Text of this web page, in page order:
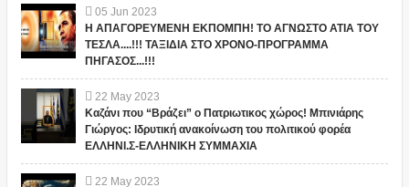
05 Jun 2023
Η ΑΠΑΓΟΡΕΥΜΕΝΗ ΕΚΠΟΜΠΗ! ΤΟ ΑΓΝΩΣΤΟ ΑΤΙΑ ΤΟΥ
ΤΕΣΛΑ....!!! ΤΑΞΙΔΙΑ ΣΤΟ ΧΡΟΝΟ-ΠΡΟΓΡΑΜΜΑ
ΠΗΓΑΣΟΣ...!!!
22 May 2023
Καζάνι που “Βράζει” ο Πατριωτικος χώρος! Μπινιάρης
Γιώργος: Ιδρυτική ανακοίνωση του πολιτικού φορέα
ΕΛΛΗΝΙ.Σ-ΕΛΛΗΝΙΚΗ ΣΥΜΜΑΧΙΑ
22 May 2023